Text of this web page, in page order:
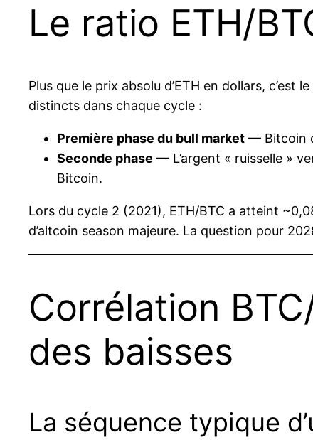
Le ratio ETH/
Plus que le prix absolu d’ETH en dollars, c’est le
distincts dans chaque cycle :
Première phase du bull market — Bitcoin
Seconde phase — L’argent « ruisselle »
Bitcoin.
Lors du cycle 2 (2021), ETH/BTC a atteint
d’altcoin season majeure. La question pour
Corrélation
des baisses
La séquence typique